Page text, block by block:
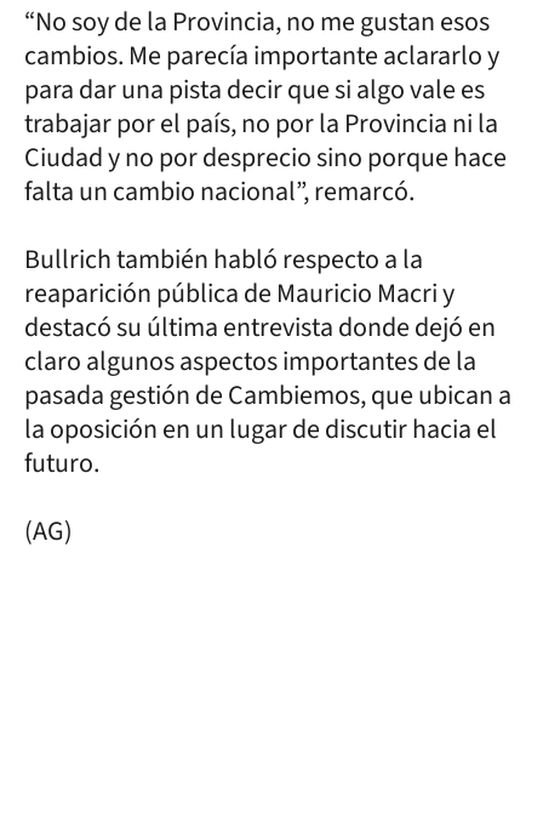
“No soy de la Provincia, no me gustan esos
cambios. Me parecía importante aclararlo y
para dar una pista decir que si algo vale es
trabajar por el país, no por la Provincia ni la
Ciudad y no por desprecio sino porque hace
falta un cambio nacional”, remarcó.
Bullrich también habló respecto a la
reaparición pública de Mauricio Macri y
destacó su última entrevista donde dejó en
claro algunos aspectos importantes de la
pasada gestión de Cambiemos, que ubican a
la oposición en un lugar de discutir hacia el
futuro.
(AG)